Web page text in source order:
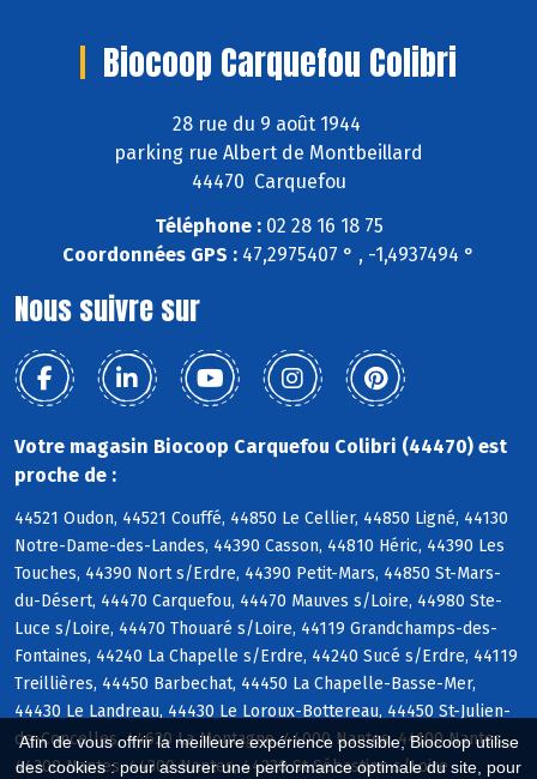
Afin de vous offrir la meilleure expérience possible, Biocoop utilise
des cookies : pour assurer une performance optimale du site, pour
Biocoop Carquefou Colibri
28 rue du 9 août 1944
parking rue Albert de Montbeillard
44470 Carquefou
Téléphone :02 28 16 18 75
Coordonnées GPS : 47,2975407 ° , -1,4937494 °
Nous suivre sur
Votre magasin Biocoop Carquefou Colibri (44470) est
proche de :
44521 Oudon, 44521 Couffé, 44850 Le Cellier, 44850 Ligné, 44130
Notre-Dame-des-Landes, 44390 Casson, 44810 Héric, 44390 Les
Touches, 44390 Nort s/Erdre, 44390 Petit-Mars, 44850 St-Mars-
du-Désert, 44470 Carquefou, 44470 Mauves s/Loire, 44980 Ste-
Luce s/Loire, 44470 Thouaré s/Loire, 44119 Grandchamps-des-
Fontaines, 44240 La Chapelle s/Erdre, 44240 Sucé s/Erdre, 44119
Treillières, 44450 Barbechat, 44450 La Chapelle-Basse-Mer,
44430 Le Landreau, 44430 Le Loroux-Bottereau, 44450 St-Julien-
de-Concelles, 44620 La Montagne, 44000 Nantes, 44100 Nantes,
44200 Nantes, 44300 Nantes, 44230 St-Sébastien s/Loire